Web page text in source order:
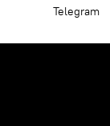
Telegram